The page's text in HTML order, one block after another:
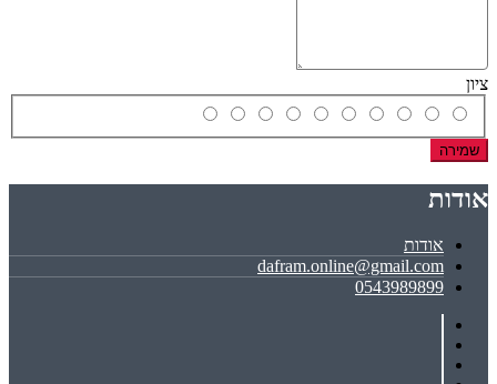
ציון
שמירה
אודות
אודות
dafram.online@gmail.com
0543989899